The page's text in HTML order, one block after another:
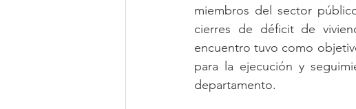
miembros del sector
cierres de déficit de
encuentro tuvo como
para la ejecución y
departamento.